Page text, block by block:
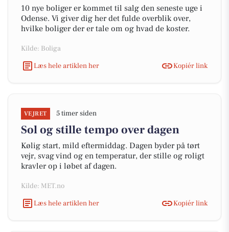
10 nye boliger er kommet til salg den seneste uge i
Odense. Vi giver dig her det fulde overblik over,
hvilke boliger der er tale om og hvad de koster.
Kilde: Boliga
Læs hele artiklen her
Kopiér link
VEJRET 5 timer siden
Sol og stille tempo over dagen
Kølig start, mild eftermiddag. Dagen byder på tørt
vejr, svag vind og en temperatur, der stille og roligt
kravler op i løbet af dagen.
Kilde: MET.no
Læs hele artiklen her
Kopiér link